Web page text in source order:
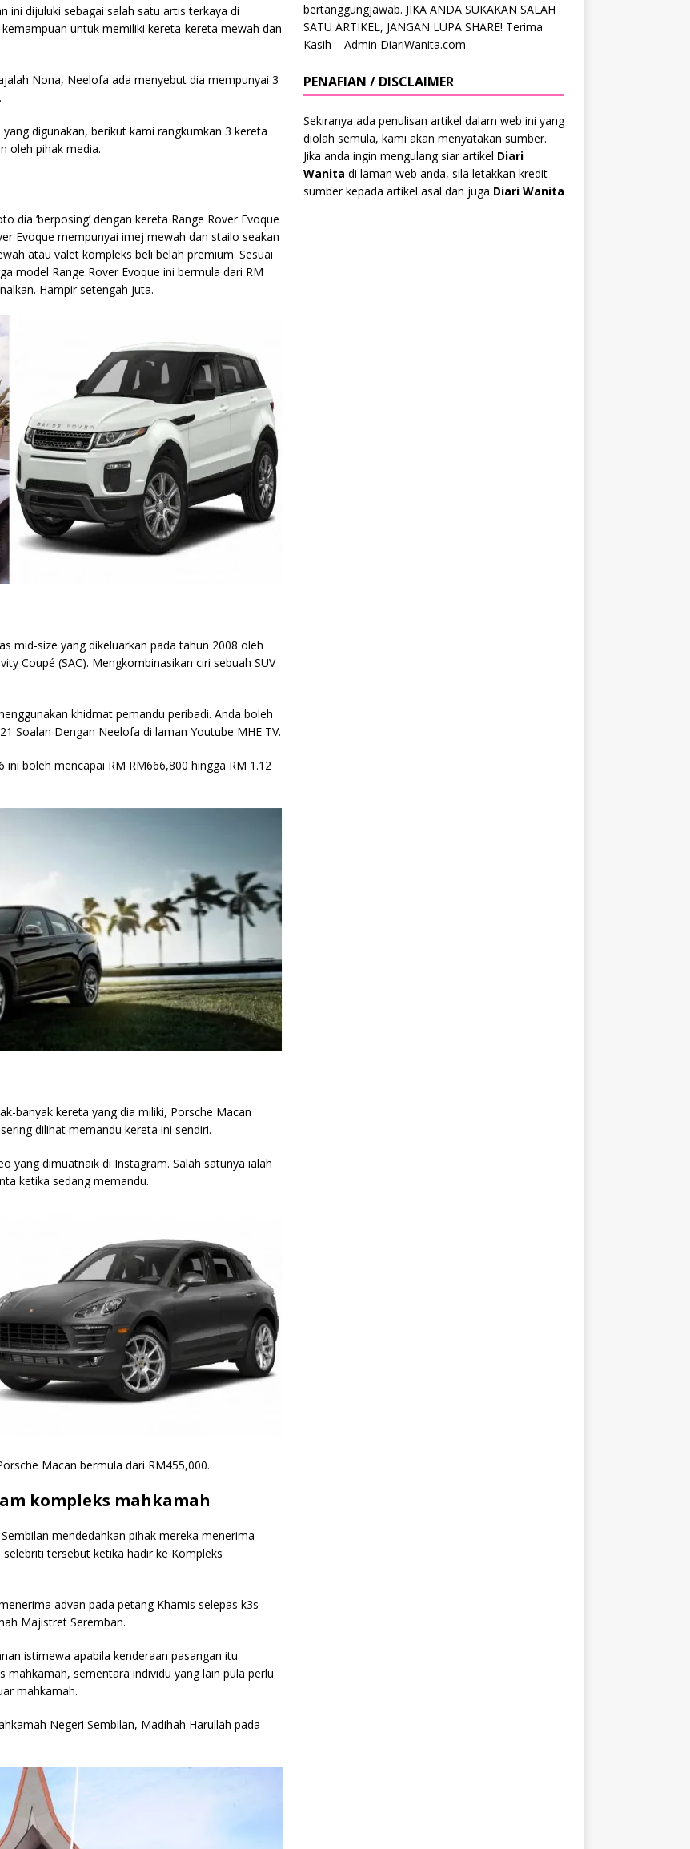
ini dijuluki sebagai salah satu artis terkaya di
untuk memiliki kereta-kereta mewah dan
Nona, Neelofa ada menyebut dia mempunyai 3
digunakan, berikut kami rangkumkan 3 kereta
oleh pihak media.
‘berposing’ dengan kereta Range Rover Evoque
Evoque mempunyai imej mewah dan stailo seakan
atau valet kompleks beli belah premium. Sesuai
model Range Rover Evoque ini bermula dari RM
Hampir setengah juta.
mid-size yang dikeluarkan pada tahun 2008 oleh
Coupé (SAC). Mengkombinasikan ciri sebuah SUV
khidmat pemandu peribadi. Anda boleh
Soalan Dengan Neelofa di laman Youtube MHE TV.
boleh mencapai RM RM666,800 hingga RM 1.12
banyak kereta yang dia miliki, Porsche Macan
dilihat memandu kereta ini sendiri.
yang dimuatnaik di Instagram. Salah satunya ialah
ketika sedang memandu.
Macan bermula dari RM455,000.
kompleks mahkamah
mendedahkan pihak mereka menerima
tersebut ketika hadir ke Kompleks
advan pada petang Khamis selepas k3s
Majistret Seremban.
istimewa apabila kenderaan pasangan itu
sementara individu yang lain pula perlu
mahkamah.
Negeri Sembilan, Madihah Harullah pada
bertanggungjawab. JIKA ANDA SUKAKAN SALAH
SATU ARTIKEL, JANGAN LUPA SHARE! Terima
Kasih – Admin DiariWanita.com
PENAFIAN / DISCLAIMER
Sekiranya ada penulisan artikel dalam web ini yang
diolah semula, kami akan menyatakan sumber.
Jika anda ingin mengulang siar artikel Diari
Wanita di laman web anda, sila letakkan kredit
sumber kepada artikel asal dan juga Diari Wanita